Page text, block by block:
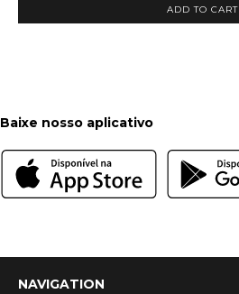
ADD TO CART
Baixe nosso aplicativo
NAVIGATION